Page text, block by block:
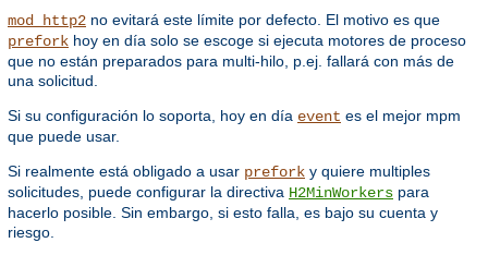
mod_http2 no evitará este límite por defecto. El motivo es que
prefork hoy en día solo se escoge si ejecuta motores de proceso
que no están preparados para multi-hilo, p.ej. fallará con más de
una solicitud.
Si su configuración lo soporta, hoy en día event es el mejor mpm
que puede usar.
Si realmente está obligado a usar prefork y quiere multiples
solicitudes, puede configurar la directiva H2MinWorkers para
hacerlo posible. Sin embargo, si esto falla, es bajo su cuenta y
riesgo.